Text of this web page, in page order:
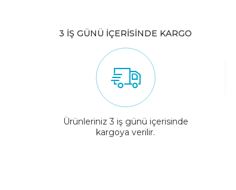
3 İŞ GÜNÜ İÇERİSİNDE KARGO
Ürünleriniz 3 iş günü içerisinde
kargoya verilir.